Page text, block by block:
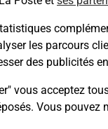
les parcours
des publicités
vous acceptez
Vous